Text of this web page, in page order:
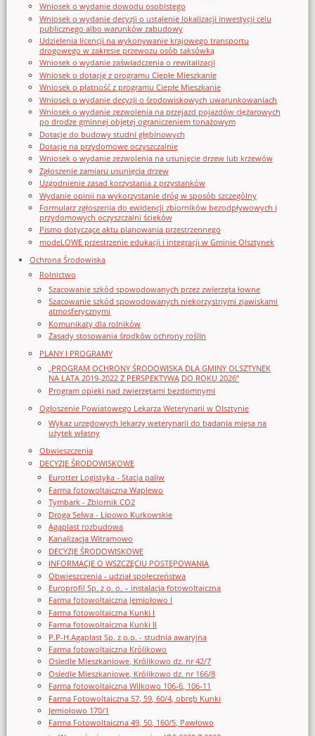
Wniosek o wydanie dowodu osobistego
Wniosek o wydanie decyzji o ustalenie lokalizacji inwestycji celu
publicznego albo warunków zabudowy
Udzielenia licencji na wykonywanie krajowego transportu
drogowego w zakresie przewozu osób taksówką
Wniosek o wydanie zaświadczenia o rewitalizacji
Wniosek o dotację z programu Ciepłe Mieszkanie
Wniosek o płatność z programu Ciepłe Mieszkanie
Wniosek o wydanie decyzji o środowiskowych uwarunkowaniach
Wniosek o wydanie zezwolenia na przejazd pojazdów ciężarowych
po drodze gminnej objętej ograniczeniem tonażowym
Dotacje do budowy studni głębinowych
Dotacje na przydomowe oczyszczalnie
Wniosek o wydanie zezwolenia na usunięcie drzew lub krzewów
Zgłoszenie zamiaru usunięcia drzew
Uzgodnienie zasad korzystania z przystanków
Wydanie opinii na wykorzystanie dróg w sposób szczególny
Formularz zgłoszenia do ewidencji zbiorników bezodpływowych i
przydomowych oczyszczalni ścieków
Pismo dotyczące aktu planowania przestrzennego
modeLOWE przestrzenie edukacji i integracji w Gminie Olsztynek
Ochrona Środowiska
Rolnictwo
Szacowanie szkód spowodowanych przez zwierzęta łowne
Szacowanie szkód spowodowanych niekorzystnymi zjawiskami
atmosferycznymi
Komunikaty dla rolników
Zasady stosowania środków ochrony roślin
PLANY I PROGRAMY
„PROGRAM OCHRONY ŚRODOWISKA DLA GMINY OLSZTYNEK
NA LATA 2019-2022 Z PERSPEKTYWĄ DO ROKU 2026”
Program opieki nad zwierzętami bezdomnymi
Ogloszenie Powiatowego Lekarza Weterynarii w Olsztynie
Wykaz urzędowych lekarzy weterynarii do badania mięsa na
użytek własny
Obwieszczenia
DECYZJE ŚRODOWISKOWE
Eurotter Logistyka - Stacja paliw
Farma fotowoltaiczna Waplewo
Tymbark - Zbiornik CO2
Droga Selwa - Lipowo Kurkowskie
Agaplast rozbudowa
Kanalizacja Witramowo
DECYZJE ŚRODOWISKOWE
INFORMACJE O WSZCZĘCIU POSTĘPOWANIA
Obwieszczenia - udział społeczeństwa
Europrofil Sp. z o. o. – instalacja fotowoltaiczna
Farma fotowoltaiczna Jemiołowo I
Farma fotowoltaiczna Kunki I
Farma fotowoltaiczna Kunki II
P.P-H.Agaplast Sp. z o.o. - studnia awaryjna
Farma fotowoltaiczna Królikowo
Osiedle Mieszkaniowe, Królikowo dz. nr 42/7
Osiedle Mieszkaniowe, Królikowo dz. nr 166/8
Farma fotowoltaiczna Wilkowo 106-6, 106-11
Farma Fotowoltaiczna 57, 59, 60/4, obręb Kunki
Jemiołowo 170/1
Farma Fotowoltaiczna 49, 50, 160/5, Pawłowo